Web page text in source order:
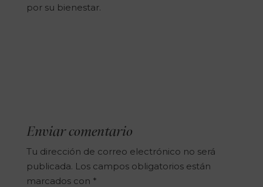
por su bienestar.
Enviar comentario
Tu dirección de correo electrónico no será
publicada. Los campos obligatorios están
marcados con *